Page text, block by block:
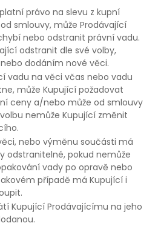
právo na slevu z kupní
smlouvy, může Prodávající
nebo odstranit právní vadu.
odstranit dle své volby,
dodáním nové věci.
vadu na věci včas nebo vadu
může Kupující požadovat
ceny a/nebo může od smlouvy
nemůže Kupující změnit
nebo výměnu součásti má
odstranitelné, pokud nemůže
vady po opravě nebo
případě má Kupující i
Kupující Prodávajícímu na jeho